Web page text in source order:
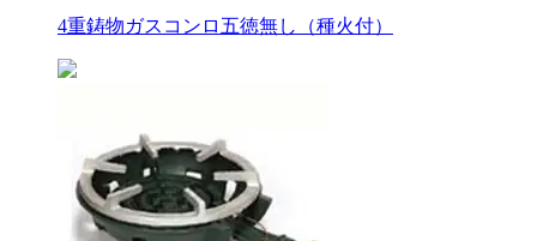
4重鋳物ガスコンロ五徳無し（種火付）